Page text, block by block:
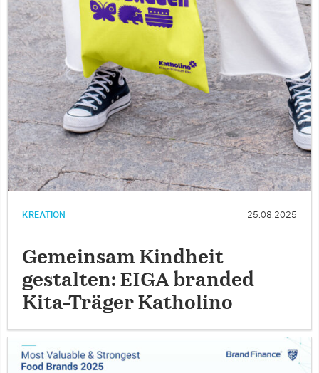
KREATION 25.08.2025
Gemeinsam Kindheit
gestalten: EIGA branded
Kita-Träger Katholino